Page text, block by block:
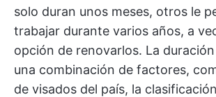
solo duran unos meses, otros le
trabajar durante varios años, a
opción de renovarlos. La
una combinación de factores,
de visados del país, la